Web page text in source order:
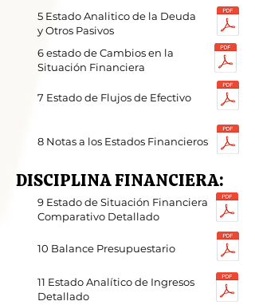
5 Estado Analitico de la Deuda
y Otros Pasivos
6 estado de Cambios en la
Situación Financiera
7 Estado de Flujos de Efectivo
8 Notas a los Estados Financieros
DISCIPLINA FINANCIERA:
9 Estado de Situación Financiera
Comparativo Detallado
10 Balance Presupuestario
11 Estado Analítico de Ingresos
Detallado